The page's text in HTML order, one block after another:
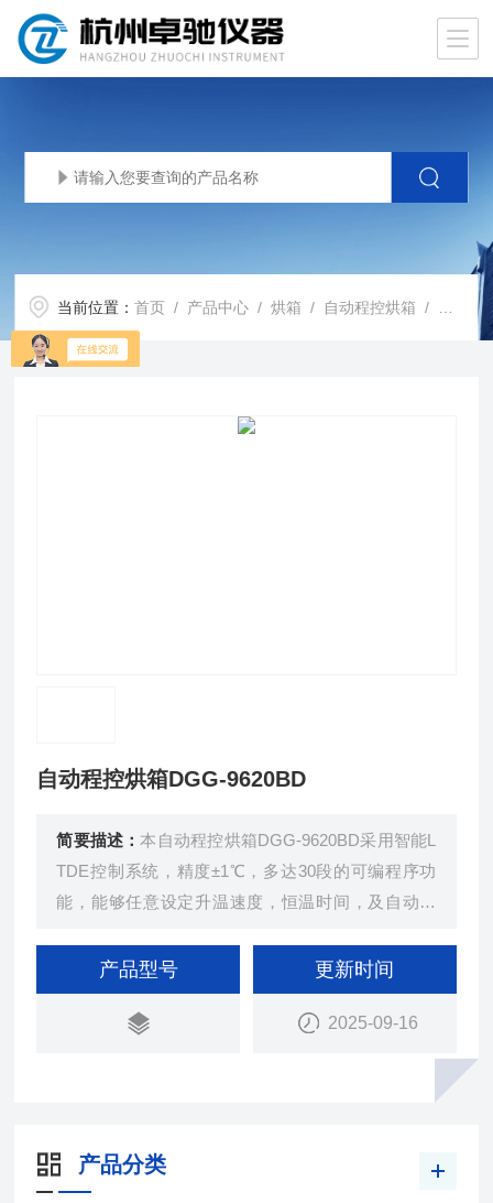
当前位置：首页 / 产品中心 /烘箱 / 自动程控烘箱 / 自动程控烘箱DGG-9620BD
自动程控烘箱DGG-9620BD
简要描述：本自动程控烘箱DGG-9620BD采用智能L
TDE控制系统，精度±1℃，多达30段的可编程序功
能，能够任意设定升温速度，恒温时间，及自动开
能，控温精度高，双层钢化玻璃观察窗，进出口风量
调节、镜面不锈钢内胆、具有定时控制功能，夹层玻
璃纤维棉保温外壳冷板喷塑。
产品型号 更新时间
2025-09-16
产品分类